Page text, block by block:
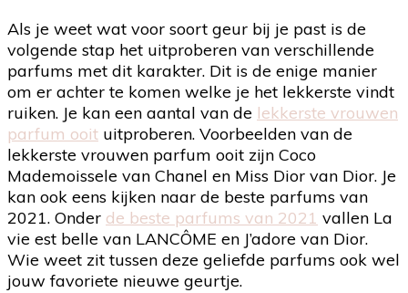
Als je weet wat voor soort geur bij je past is de
volgende stap het uitproberen van verschillende
parfums met dit karakter. Dit is de enige manier
om er achter te komen welke je het lekkerste vindt
ruiken. Je kan een aantal van de lekkerste vrouwen
parfum ooit uitproberen. Voorbeelden van de
lekkerste vrouwen parfum ooit zijn Coco
Mademoissele van Chanel en Miss Dior van Dior. Je
kan ook eens kijken naar de beste parfums van
2021. Onder de beste parfums van 2021 vallen La
vie est belle van LANCÔME en J’adore van Dior.
Wie weet zit tussen deze geliefde parfums ook wel
jouw favoriete nieuwe geurtje.